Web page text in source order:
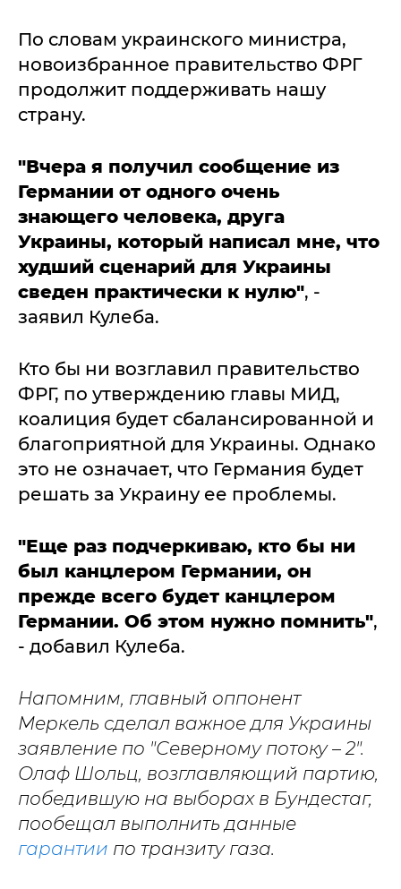
По словам украинского министра,
новоизбранное правительство ФРГ
продолжит поддерживать нашу
страну.
"Вчера я получил сообщение из
Германии от одного очень
знающего человека, друга
Украины, который написал мне, что
худший сценарий для Украины
сведен практически к нулю", -
заявил Кулеба.
Кто бы ни возглавил правительство
ФРГ, по утверждению главы МИД,
коалиция будет сбалансированной и
благоприятной для Украины. Однако
это не означает, что Германия будет
решать за Украину ее проблемы.
"Еще раз подчеркиваю, кто бы ни
был канцлером Германии, он
прежде всего будет канцлером
Германии. Об этом нужно помнить",
- добавил Кулеба.
Напомним, главный оппонент
Меркель сделал важное для Украины
заявление по "Северному потоку – 2".
Олаф Шольц, возглавляющий партию,
победившую на выборах в Бундестаг,
пообещал выполнить данные
гарантии по транзиту газа.